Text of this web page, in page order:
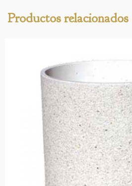
Productos relacionados